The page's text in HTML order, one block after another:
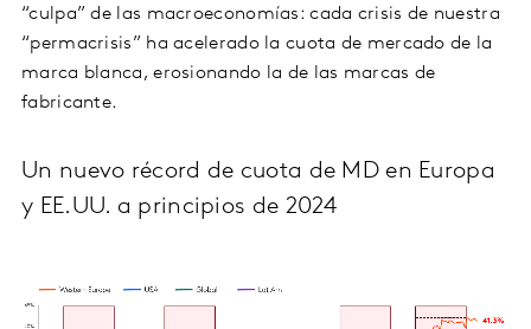
“culpa” de las macroeconomías: cada crisis de nuestra
“permacrisis” ha acelerado la cuota de mercado de la
marca blanca, erosionando la de las marcas de
fabricante.
Un nuevo récord de cuota de MD en Europa
y EE.UU. a principios de 2024